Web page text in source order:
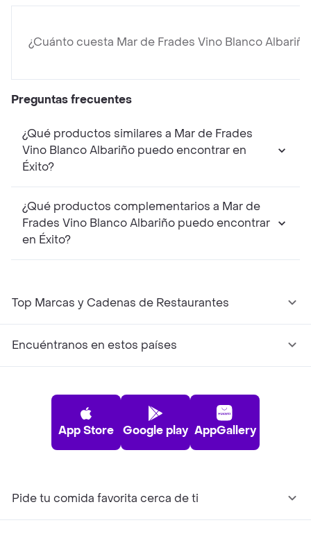
¿Cuánto cuesta Mar de Frades Vino Blanco
Preguntas frecuentes
¿Qué productos similares a Mar de Frades
Vino Blanco Albariño puedo encontrar en
Éxito?
¿Qué productos complementarios a Mar de
Frades Vino Blanco Albariño puedo encontrar
en Éxito?
Top Marcas y Cadenas de Restaurantes
Encuéntranos en estos países
App Store Google play AppGallery
Pide tu comida favorita cerca de ti